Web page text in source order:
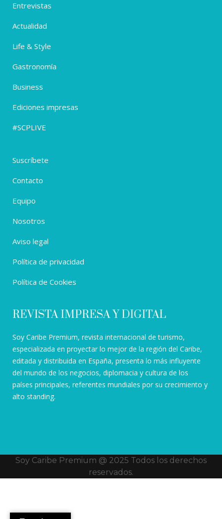
Entrevistas
Actualidad
Life & Style
Gastronomía
Business
Ediciones impresas
#SCPLIVE
Suscríbete
Contacto
Equipo
Nosotros
Aviso legal
Política de privacidad
Política de Cookies
REVISTA IMPRESA Y DIGITAL
Soy Caribe Premium, revista internacional de turismo,
especializada en proyectar lo mejor de la región del Caribe,
editada y distribuida en España, presenta lo más influyente
del mundo de los negocios, diplomacia y cultura de los
países principales, referentes mundiales por su crecimiento y
alto standing.
Soy Caribe Premium @ 2025 Todos los derechos
reservados.